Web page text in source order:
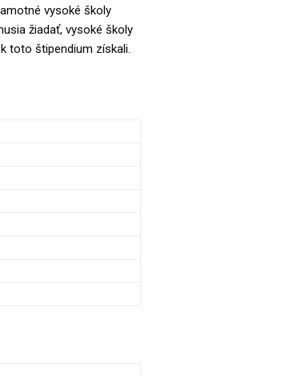
vysoké školy
žiadať, vysoké školy
toto štipendium získali.